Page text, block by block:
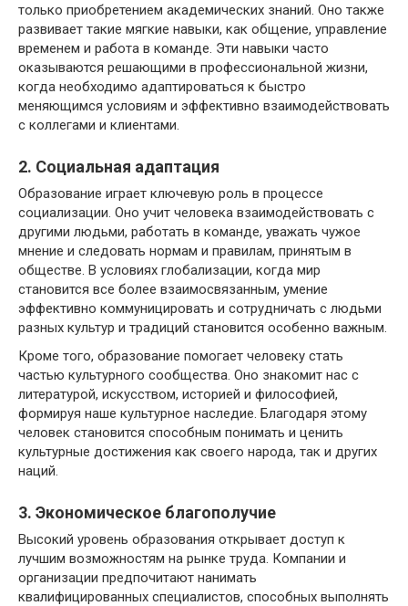
только приобретением академических знаний. Оно также
развивает такие мягкие навыки, как общение, управление
временем и работа в команде. Эти навыки часто
оказываются решающими в профессиональной жизни,
когда необходимо адаптироваться к быстро
меняющимся условиям и эффективно взаимодействовать
с коллегами и клиентами.
2. Социальная адаптация
Образование играет ключевую роль в процессе
социализации. Оно учит человека взаимодействовать с
другими людьми, работать в команде, уважать чужое
мнение и следовать нормам и правилам, принятым в
обществе. В условиях глобализации, когда мир
становится все более взаимосвязанным, умение
эффективно коммуницировать и сотрудничать с людьми
разных культур и традиций становится особенно важным.
Кроме того, образование помогает человеку стать
частью культурного сообщества. Оно знакомит нас с
литературой, искусством, историей и философией,
формируя наше культурное наследие. Благодаря этому
человек становится способным понимать и ценить
культурные достижения как своего народа, так и других
наций.
3. Экономическое благополучие
Высокий уровень образования открывает доступ к
лучшим возможностям на рынке труда. Компании и
организации предпочитают нанимать
квалифицированных специалистов, способных выполнять